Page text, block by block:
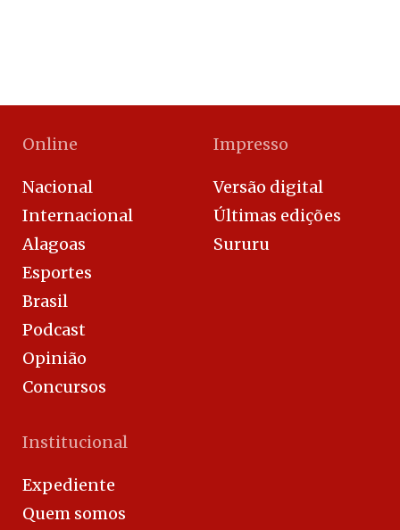
Online
Nacional
Internacional
Alagoas
Esportes
Brasil
Podcast
Opinião
Concursos
Impresso
Versão digital
Últimas edições
Sururu
Institucional
Expediente
Quem somos